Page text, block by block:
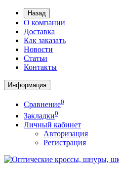
Назад
О компании
Доставка
Как заказать
Новости
Статьи
Контакты
Информация
Сравнение0
Закладки0
Личный кабинет
Авторизация
Регистрация